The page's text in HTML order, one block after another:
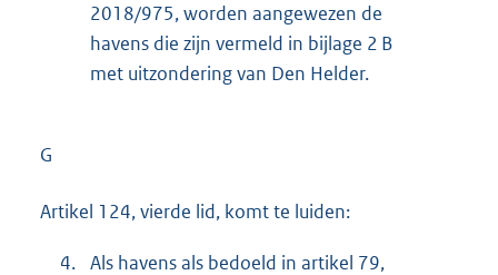
2018/975, worden aangewezen de
havens die zijn vermeld in bijlage 2 B
met uitzondering van Den Helder.
G
Artikel 124, vierde lid, komt te luiden:
4. Als havens als bedoeld in artikel 79,